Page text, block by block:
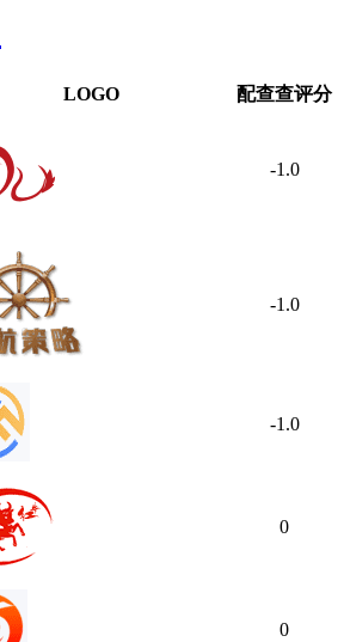
LOGO 配查查评分
-1.0
-1.0
-1.0
0
0